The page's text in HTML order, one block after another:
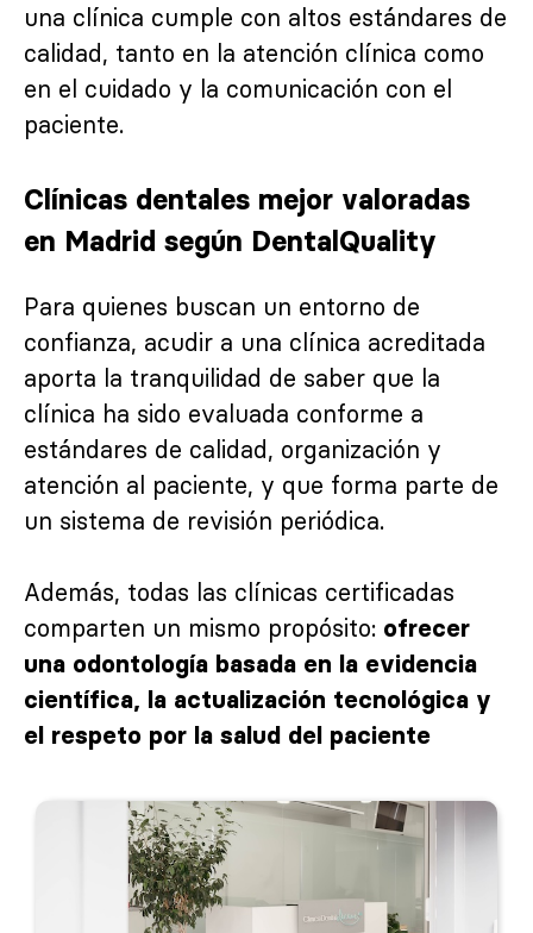
una clínica cumple con altos estándares de
calidad, tanto en la atención clínica como
en el cuidado y la comunicación con el
paciente.
Clínicas dentales mejor valoradas
en Madrid según DentalQuality
Para quienes buscan un entorno de
confianza, acudir a una clínica acreditada
aporta la tranquilidad de saber que la
clínica ha sido evaluada conforme a
estándares de calidad, organización y
atención al paciente, y que forma parte de
un sistema de revisión periódica.
Además, todas las clínicas certificadas
comparten un mismo propósito: ofrecer
una odontología basada en la evidencia
científica, la actualización tecnológica y
el respeto por la salud del paciente